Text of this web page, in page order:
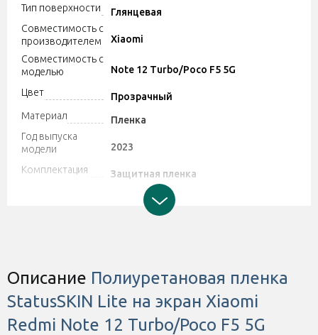
Тип поверхности
Глянцевая
Совместимость с
производителем
Xiaomi
Совместимость с
моделью
Note 12 Turbo/Poco F5 5G
Цвет
Прозрачный
Материал
Пленка
Год выпуска
модели
2023
Комплектация
Защитная пленка
Производитель может изменять
характеристики и комплектацию
Описание Полиуретановая пленка
StatusSKIN Lite на экран Xiaomi
Redmi Note 12 Turbo/Poco F5 5G